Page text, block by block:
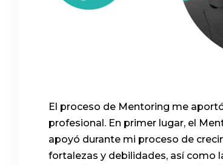
El proceso de Mentoring me
profesional. En primer lugar, el
apoyó durante mi proceso de
fortalezas y debilidades, así como